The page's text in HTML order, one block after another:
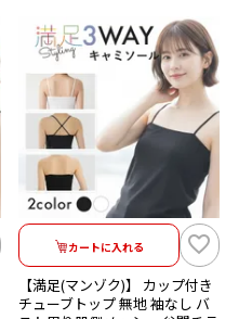
カートに入れる
【満足(マンゾク)】 カップ付き
チューブトップ 無地 袖なし バ